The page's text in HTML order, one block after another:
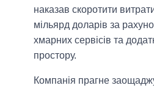
наказав скоротити
мільярд доларів за
хмарних сервісів та
простору.
Компанія прагне